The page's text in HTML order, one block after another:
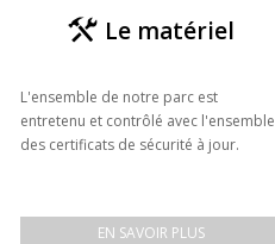
Le matériel
L'ensemble de notre parc est
entretenu et contrôlé avec l'ensemble
des certificats de sécurité à jour.
EN SAVOIR PLUS